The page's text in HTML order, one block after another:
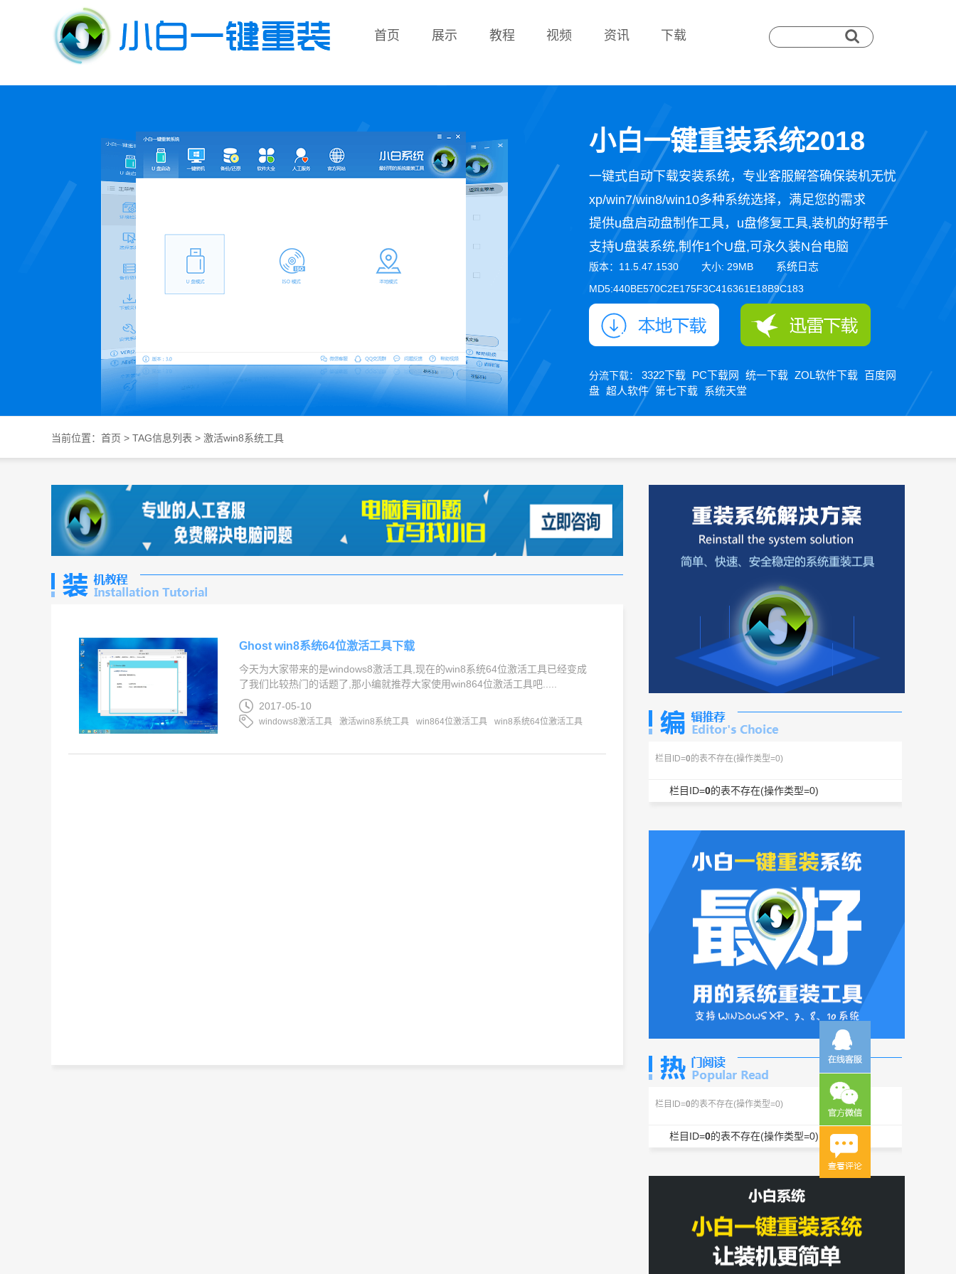
首页 展示 教程 视频 资讯 下载
小白一键重装系统2018
一键式自动下载安装系统，专业客服解答确保装机无忧
xp/win7/win8/win10多种系统选择，满足您的需求
提供u盘启动盘制作工具，u盘修复工具,装机的好帮手
支持U盘装系统,制作1个U盘,可永久装N台电脑
版本：11.5.47.1530 大小: 29MB 系统日志
MD5:440BE570C2E175F3C416361E18B9C183
分流下载： 3322下载 PC下载网 统一下载 ZOL软件下载 百度网
盘 超人软件 第七下载 系统天堂
当前位置： 首页 > TAG信息列表 > 激活win8系统工具
Ghost win8系统64位激活工具下载
今天为大家带来的是windows8激活工具,现在的win8系统64位激活工具已经变成
了我们比较热门的话题了,那小编就推荐大家使用win864位激活工具吧.....
2017-05-10
windows8激活工具 激活win8系统工具 win864位激活工具 win8系统64位激活工具
栏目ID=0 的表不存在(操作类型=0)
栏目ID=0的表不存在(操作类型=0)
栏目ID=0 的表不存在(操作类型=0)
栏目ID=0的表不存在(操作类型=0)